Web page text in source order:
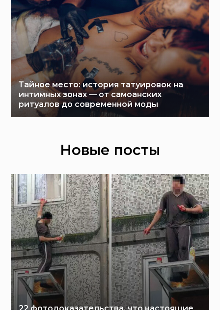
Тайное место: история татуировок на
интимных зонах — от самоанских
ритуалов до современной моды
Новые посты